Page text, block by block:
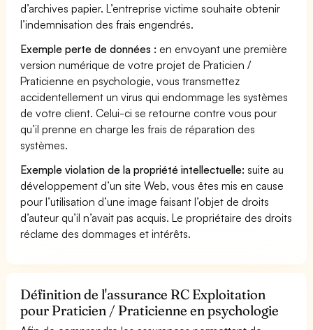
d’archives papier. L’entreprise victime souhaite obtenir
l’indemnisation des frais engendrés.
Exemple perte de données : en envoyant une première
version numérique de votre projet de Praticien /
Praticienne en psychologie, vous transmettez
accidentellement un virus qui endommage les systèmes
de votre client. Celui-ci se retourne contre vous pour
qu’il prenne en charge les frais de réparation des
systèmes.
Exemple violation de la propriété intellectuelle: suite au
développement d’un site Web, vous êtes mis en cause
pour l’utilisation d’une image faisant l’objet de droits
d’auteur qu’il n’avait pas acquis. Le propriétaire des droits
réclame des dommages et intérêts.
Définition de l'assurance RC Exploitation
pour Praticien / Praticienne en psychologie